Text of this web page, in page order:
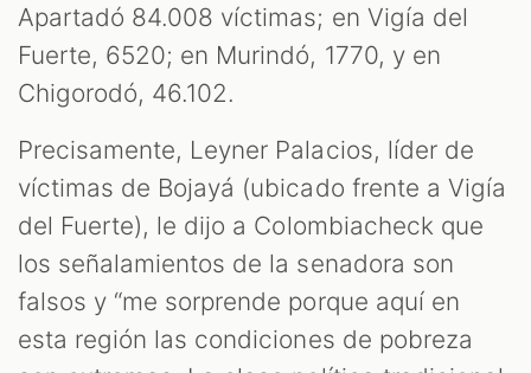
Apartadó 84.008 víctimas; en Vigía del
Fuerte, 6520; en Murindó, 1770, y en
Chigorodó, 46.102.
Precisamente, Leyner Palacios, líder de
víctimas de Bojayá (ubicado frente a Vigía
del Fuerte), le dijo a Colombiacheck que
los señalamientos de la senadora son
falsos y “me sorprende porque aquí en
esta región las condiciones de pobreza